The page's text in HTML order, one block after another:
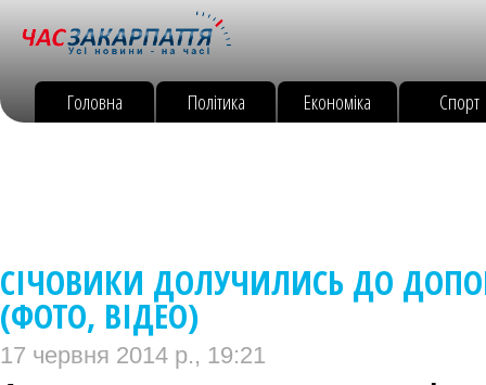
Головна Політика Економіка Спорт
СІЧОВИКИ ДОЛУЧИЛИСЬ ДО
(ФОТО, ВІДЕО)
17 червня 2014 р., 19:21